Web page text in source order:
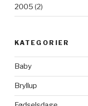
2005 (2)
KATEGORIER
Baby
Bryllup